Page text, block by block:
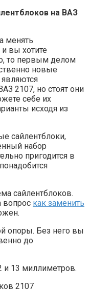
на ВАЗ
менять
вы хотите
то первым делом
новые
2107, но стоят они
себе их
исходя из
сайлентблоки,
набор
пригодится в
сайлентблоков.
вопрос как заменить
опоры. Без него вы
до
и 13 миллиметров.